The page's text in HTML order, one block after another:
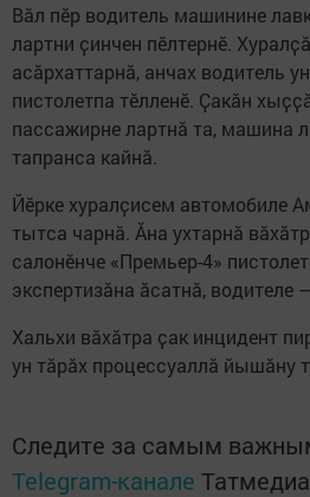
Вӑл пӗр водитель машинине
лартни ҫинчен пӗлтернӗ.
асӑрхаттарнӑ, анчах водитель
пистолетпа тӗлленӗ. Ҫакӑн
пассажирне лартнӑ та, машина
тапранса кайнӑ.
Йӗрке хуралҫисем автомобиле
тытса чарнӑ. Ӑна ухтарнӑ
салонӗнче «Премьер-4»
экспертизӑна ӑсатнӑ, водителе
Хальхи вӑхӑтра ҫак инцидент
ун тӑрӑх процессуаллӑ йышӑну
Следите за самым
Telegram-канале Татмедиа